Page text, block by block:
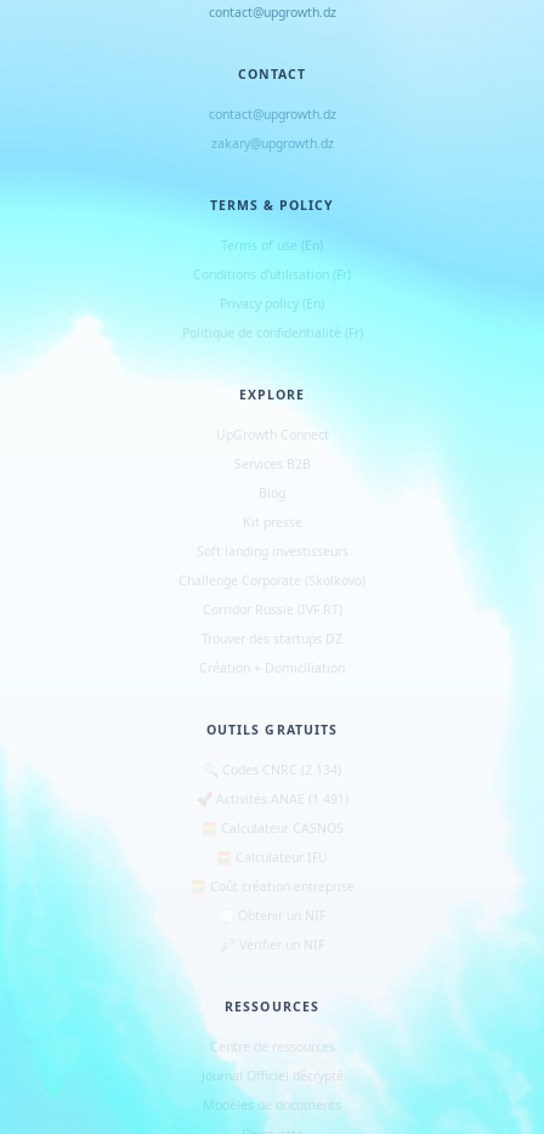
contact@upgrowth.dz
CONTACT
contact@upgrowth.dz
zakary@upgrowth.dz
TERMS & POLICY
Terms of use (En)
Conditions d 'utilisation (Fr)
Privacy policy (En)
Politique de confidentialité (Fr)
EXPLORE
UpGrowth Connect
Services B2B
Blog
Kit presse
Soft landing investisseurs
Challenge Corporate (Skolkovo)
Corridor Russie (IVF RT)
Trouver des startups DZ
Création + Domiciliation
OUTILS GRATUITS
🔍 Codes CNRC (2 134)
🚀 Activités ANAE (1 491)
🧮 Calculateur CASNOS
🧮 Calculateur IFU
🧮 Coût création entreprise
🧾 Obtenir un NIF
🔎 Vérifier un NIF
RESSOURCES
Centre de ressources
Journal Officiel décrypté
Modèles de documents